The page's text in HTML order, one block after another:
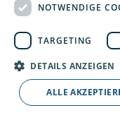
NOTWENDIGE
TARGETING
DETAILS ANZEIGEN
ALLE